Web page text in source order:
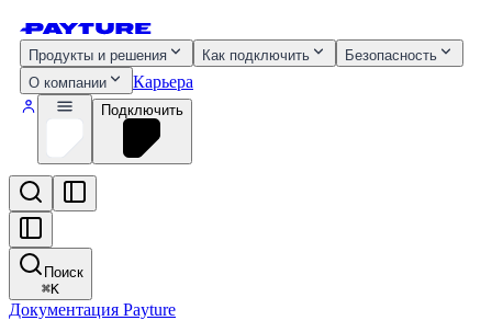
Продукты и решения Как подключить
Безопасность
О компании
Карьера
Подключить
Поиск
⌘K
Документация Payture